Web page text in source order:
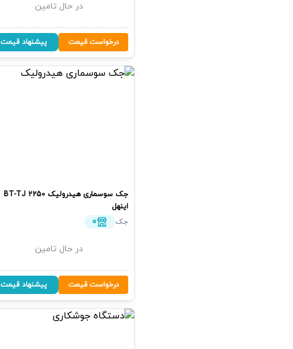
در حال تامین
درخواست قیمت پیشنهاد قیمت
جک سوسماری هیدرولیک BT-TJ 2250
اینهل
جک
0
در حال تامین
درخواست قیمت پیشنهاد قیمت